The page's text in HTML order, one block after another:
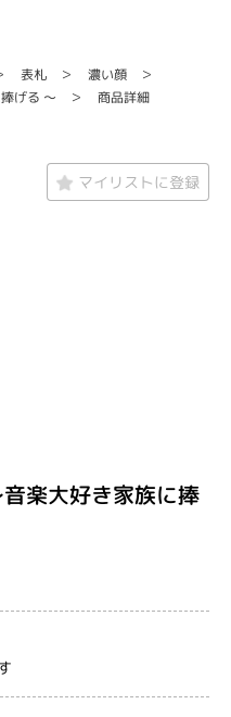
表札 濃い顔
げる ～ 商品詳細
マイリストに登録
楽大好き家族に捧